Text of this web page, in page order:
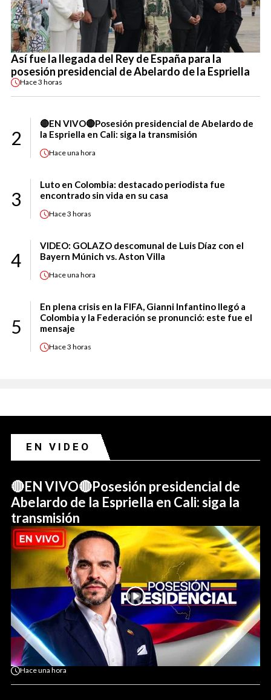
Así fue la llegada del Rey de España para la
posesión presidencial de Abelardo de la Espriella
Hace3 horas
2
🔴EN VIVO🔴Posesión presidencial de Abelardo de
la Espriella en Cali: siga la transmisión
Haceuna hora
3
Luto en Colombia: destacado periodista fue
encontrado sin vida en su casa
Hace3 horas
4
VIDEO: GOLAZO descomunal de Luis Díaz con el
Bayern Múnich vs. Aston Villa
Haceuna hora
5
En plena crisis en la FIFA, Gianni Infantino llegó a
Colombia y la Federación se pronunció: este fue el
mensaje
Hace3 horas
EN VIDEO
🔴EN VIVO🔴Posesión presidencial de
Abelardo de la Espriella en Cali: siga la
transmisión
Haceuna hora